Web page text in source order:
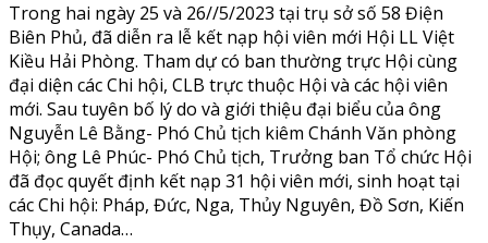
Trong hai ngày 25 và 26//5/2023 tại trụ sở số 58 Điện
Biên Phủ, đã diễn ra lễ kết nạp hội viên mới Hội LL Việt
Kiều Hải Phòng. Tham dự có ban thường trực Hội cùng
đại diện các Chi hội, CLB trực thuộc Hội và các hội viên
mới. Sau tuyên bố lý do và giới thiệu đại biểu của ông
Nguyễn Lê Bằng- Phó Chủ tịch kiêm Chánh Văn phòng
Hội; ông Lê Phúc- Phó Chủ tịch, Trưởng ban Tổ chức Hội
đã đọc quyết định kết nạp 31 hội viên mới, sinh hoạt tại
các Chi hội: Pháp, Đức, Nga, Thủy Nguyên, Đồ Sơn, Kiến
Thụy, Canada…